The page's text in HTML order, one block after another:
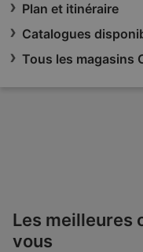
Plan et itinéraire
Catalogues
Tous les magasins
Les meilleures
vous